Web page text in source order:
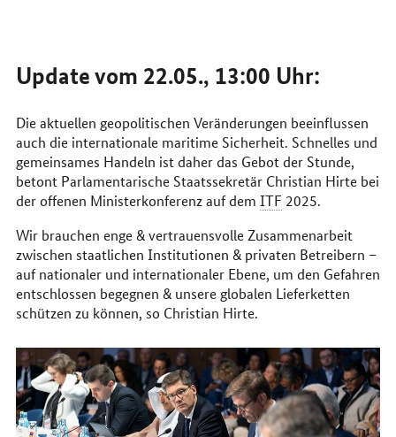
Update vom 22.05., 13:00 Uhr:
Die aktuellen geopolitischen Veränderungen beeinflussen
auch die internationale maritime Sicherheit. Schnelles und
gemeinsames Handeln ist daher das Gebot der Stunde,
betont Parlamentarische Staatssekretär Christian Hirte bei
der offenen Ministerkonferenz auf dem ITF 2025.
Wir brauchen enge & vertrauensvolle Zusammenarbeit
zwischen staatlichen Institutionen & privaten Betreibern –
auf nationaler und internationaler Ebene, um den Gefahren
entschlossen begegnen & unsere globalen Lieferketten
schützen zu können, so Christian Hirte.